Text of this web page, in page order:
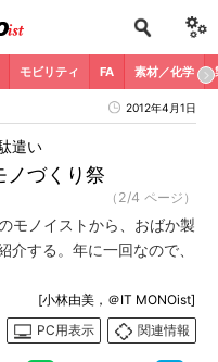
モビリティ FA 素材／化学
2012年4月1日
づくり祭
遣い
（2/4 ページ）
モノイストから、おばか製
する。年に一回なので、
[小林由美，＠IT MONOist]
PC用表示
関連情報